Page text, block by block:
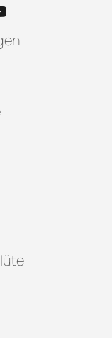
von Hotel zur
von Hotel
Seite von
Seite von
YouTube-Seite